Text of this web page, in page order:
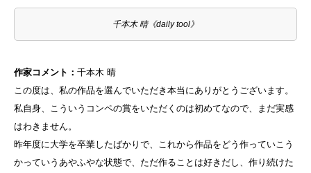
千本木 晴《daily tool》
作家コメント： 千本木 晴
この度は、私の作品を選んでいただき本当にありがとうございます。
私自身、こういうコンペの賞をいただくのは初めてなので、まだ実感
はわきません。
昨年度に大学を卒業したばかりで、これから作品をどう作っていこう
かっていうあやふやな状態で、ただ作ることは好きだし、作り続けた